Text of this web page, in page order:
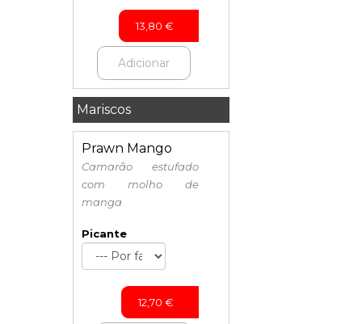
13,80 €
Adicionar
Mariscos
Prawn Mango
Camarão estufado
com molho de
manga
Picante
12,70 €